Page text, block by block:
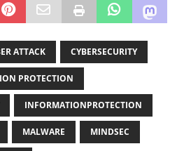
ATTACK CYBERSECURITY
PROTECTION
INFORMATIONPROTECTION
MALWARE MINDSEC